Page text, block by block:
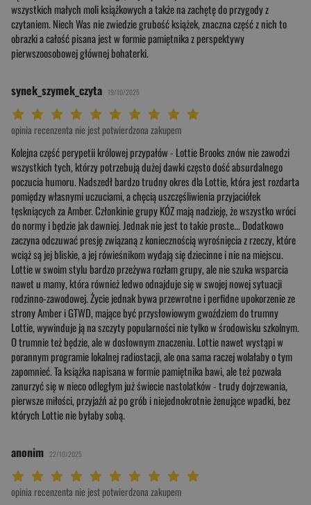
wszystkich małych moli książkowych a także na zachętę do przygody z
czytaniem. Niech Was nie zwiedzie grubość książek, znaczna część z nich to
obrazki a całość pisana jest w formie pamiętnika z perspektywy
pierwszoosobowej głównej bohaterki.
synek_szymek_czyta 19/10/2025
Twoja ocena: Arcydzieło 10/10"
Twoja ocena: Wybitna 9/10"
Twoja ocena: Rewelacyjna 8/10"
Twoja ocena: Bardzo dobra 7/10"
Twoja ocena: Dobra 6/10"
Twoja ocena: Przeciętna 5/10"
Twoja ocena: Może być 4/10"
Twoja ocena: Słaba 3/10"
Twoja ocena: Bardzo słaba 2/10"
Twoja ocena: Beznadziejna 1/10"
opinia recenzenta nie jest potwierdzona zakupem
Kolejna część perypetii królowej przypałów - Lottie Brooks znów nie zawodzi
wszystkich tych, którzy potrzebują dużej dawki często dość absurdalnego
poczucia humoru. Nadszedł bardzo trudny okres dla Lottie, która jest rozdarta
pomiędzy własnymi uczuciami, a chęcią uszczęśliwienia przyjaciółek
tęskniących za Amber. Członkinie grupy KÓZ mają nadzieję, że wszystko wróci
do normy i będzie jak dawniej. Jednak nie jest to takie proste... Dodatkowo
zaczyna odczuwać presję związaną z koniecznością wyrośnięcia z rzeczy, które
wciąż są jej bliskie, a jej rówieśnikom wydają się dziecinne i nie na miejscu.
Lottie w swoim stylu bardzo przeżywa rozłam grupy, ale nie szuka wsparcia
nawet u mamy, która również ledwo odnajduje się w swojej nowej sytuacji
rodzinno-zawodowej. Życie jednak bywa przewrotne i perfidne upokorzenie ze
strony Amber i GTWD, mające być przysłowiowym gwoździem do trumny
Lottie, wywinduje ją na szczyty popularności nie tylko w środowisku szkolnym.
O trumnie też będzie, ale w dosłownym znaczeniu. Lottie nawet wystąpi w
porannym programie lokalnej radiostacji, ale ona sama raczej wolałaby o tym
zapomnieć. Ta książka napisana w formie pamiętnika bawi, ale też pozwala
zanurzyć się w nieco odległym już świecie nastolatków - trudy dojrzewania,
pierwsze miłości, przyjaźń aż po grób i niejednokrotnie żenujące wpadki, bez
których Lottie nie byłaby sobą.
anonim 22/10/2025
Twoja ocena: Arcydzieło 10/10"
Twoja ocena: Wybitna 9/10"
Twoja ocena: Rewelacyjna 8/10"
Twoja ocena: Bardzo dobra 7/10"
Twoja ocena: Dobra 6/10"
Twoja ocena: Przeciętna 5/10"
Twoja ocena: Może być 4/10"
Twoja ocena: Słaba 3/10"
Twoja ocena: Bardzo słaba 2/10"
Twoja ocena: Beznadziejna 1/10"
opinia recenzenta nie jest potwierdzona zakupem